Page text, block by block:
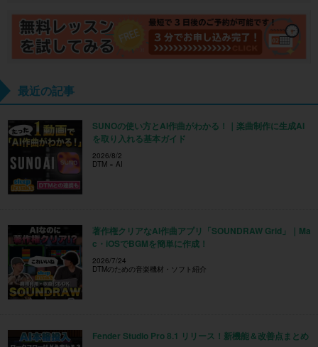
最近の記事
SUNOの使い方とAI作曲がわかる！｜楽曲制作に生成AI
を取り入れる基本ガイド
2026/8/2
DTM × AI
著作権クリアなAI作曲アプリ「SOUNDRAW Grid」｜Ma
c・iOSでBGMを簡単に作成！
2026/7/24
DTMのための音楽機材・ソフト紹介
Fender Studio Pro 8.1 リリース！新機能＆改善点まとめ